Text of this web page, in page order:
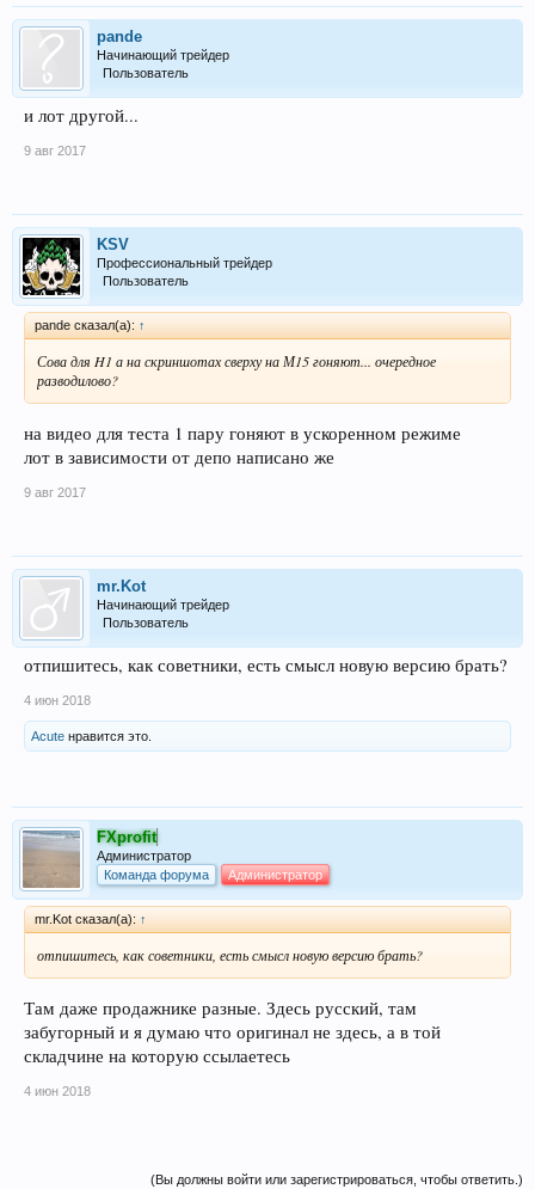
pande
Начинающий трейдер
Пользователь
и лот другой...
9 авг 2017
KSV
Профессиональный трейдер
Пользователь
pande сказал(а): ↑
Сова для H1 а на скриншотах сверху на М15 гоняют... очередное
разводилово?
на видео для теста 1 пару гоняют в ускоренном режиме
лот в зависимости от депо написано же
9 авг 2017
mr.Kot
Начинающий трейдер
Пользователь
отпишитесь, как советники, есть смысл новую версию брать?
4 июн 2018
Acute нравится это.
FXprofit
Администратор
Команда форума
Администратор
mr.Kot сказал(а): ↑
отпишитесь, как советники, есть смысл новую версию брать?
Там даже продажнике разные. Здесь русский, там
забугорный и я думаю что оригинал не здесь, а в той
складчине на которую ссылаетесь
4 июн 2018
(Вы должны войти или зарегистрироваться, чтобы ответить.)